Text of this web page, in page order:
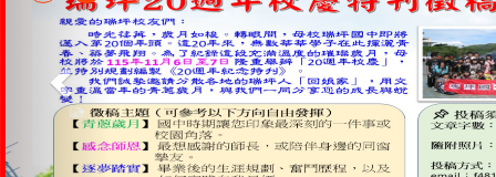
「2026金融保險知識